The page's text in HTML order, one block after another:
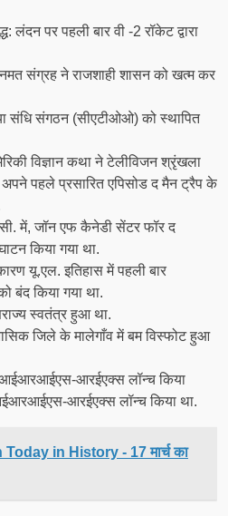
लंदन पर पहली बार वी -2 रॉकेट द्वारा
संग्रह ने राजशाही शासन को खत्म कर
संधि संगठन (सीएटीओओ) को स्थापित
विज्ञान कथा ने टेलीविजन श्रृंखला
अपने पहले प्रसारित एपिसोड द मैन ट्रैप के
में, जॉन एफ कैनेडी सेंटर फॉर द
किया गया था.
यू.एल. इतिहास में पहली बार
बंद किया गया था.
स्वतंत्र हुआ था.
जिले के मालेगाँव में बम विस्फोट हुआ
आरईएक्स लॉन्च किया
आरईएक्स लॉन्च किया था.
in History - 17 मार्च का